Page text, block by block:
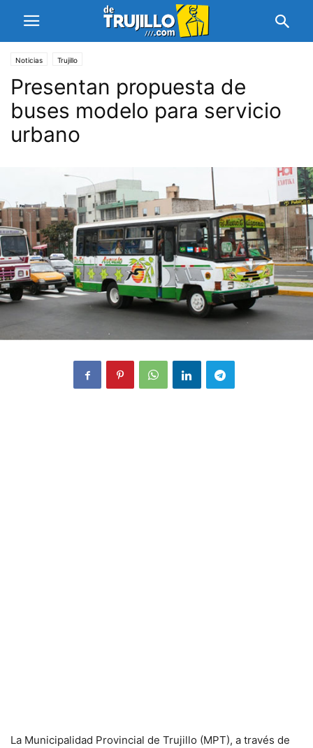
Noticias Trujillo
Presentan propuesta de
buses modelo para servicio
urbano
La Municipalidad Provincial de Trujillo (MPT), a través de